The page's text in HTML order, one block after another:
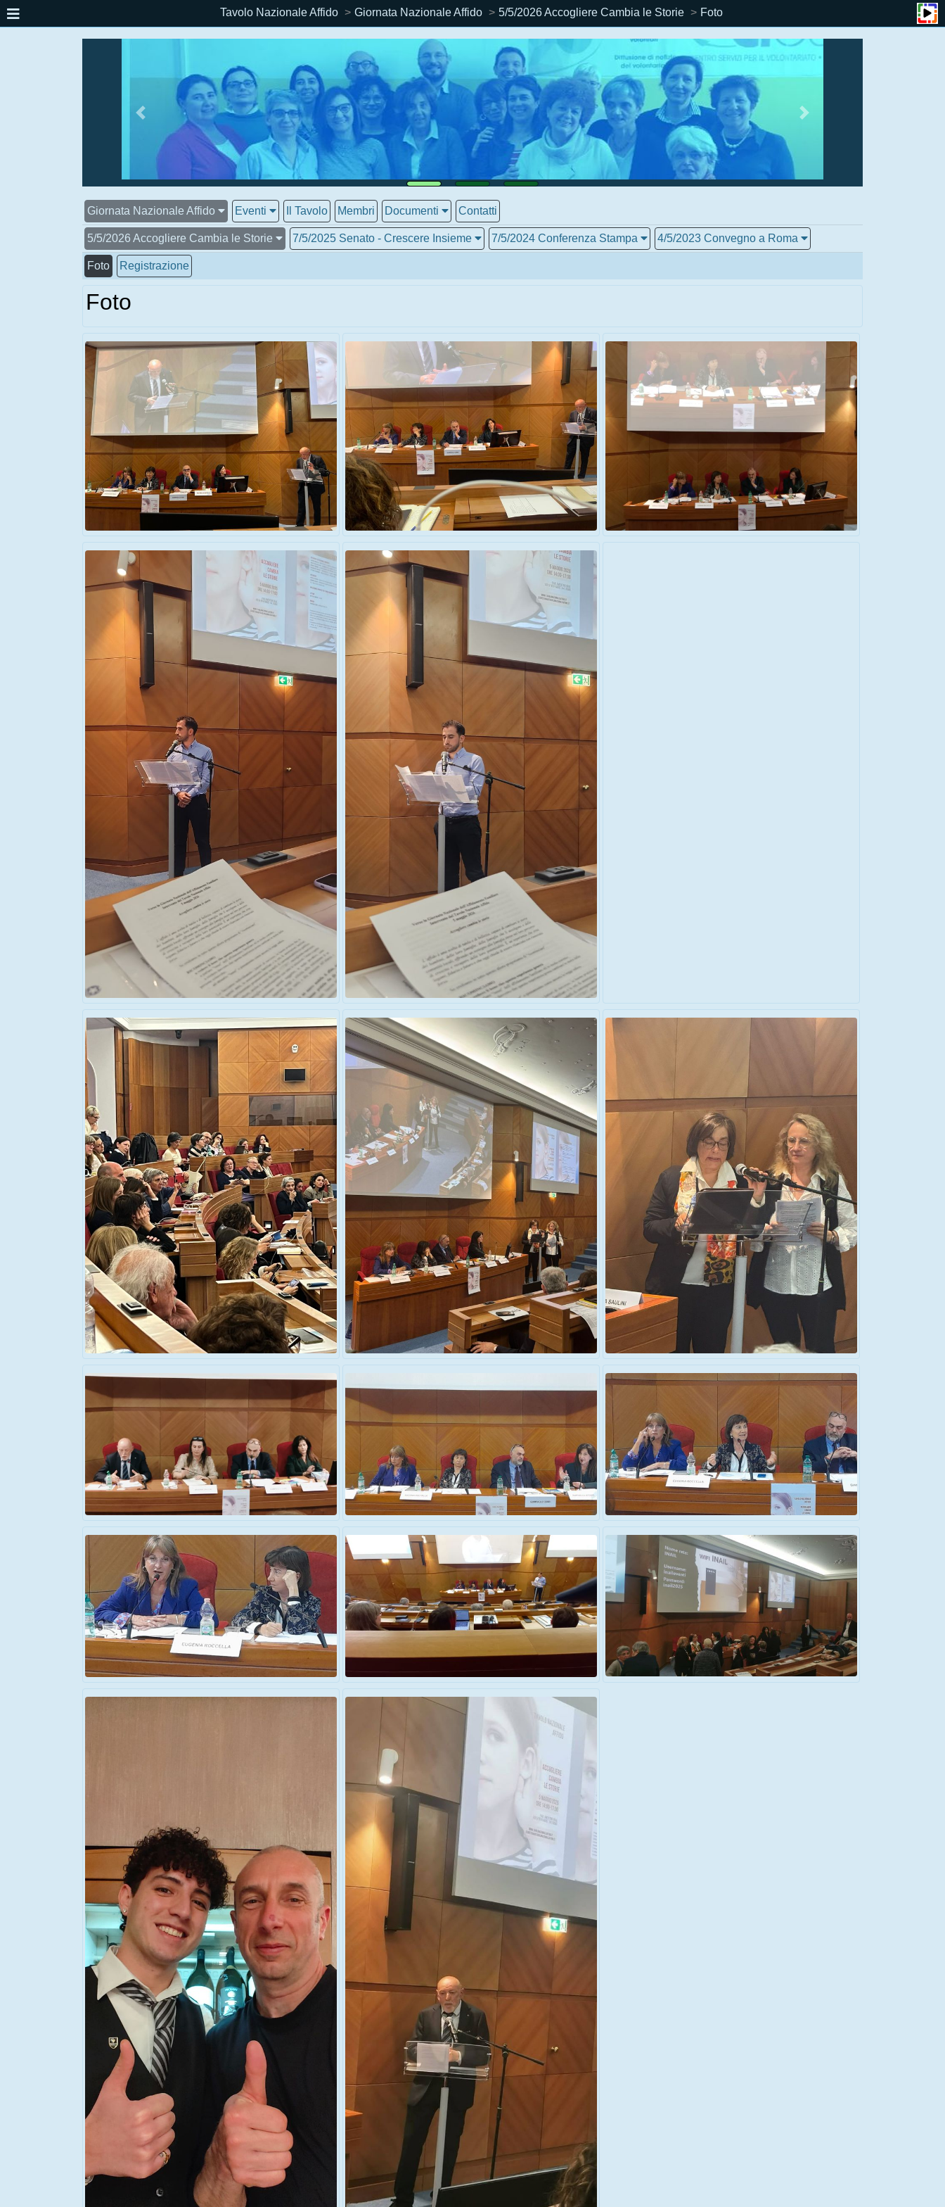
Tavolo Nazionale Affido Giornata Nazionale Affido 5/5/2026 Accogliere Cambia le Storie Foto
Giornata Nazionale Affido Eventi Il Tavolo Membri Documenti Contatti
5/5/2026 Accogliere Cambia le Storie 7/5/2025 Senato - Crescere Insieme 7/5/2024 Conferenza Stampa 4/5/2023 Convegno a Roma
Foto Registrazione
Foto